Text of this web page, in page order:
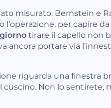
misurato. Bernstein e
per capire
tirare il capello non
ancora portare via
riguarda una finestra
Non lo sentirete,